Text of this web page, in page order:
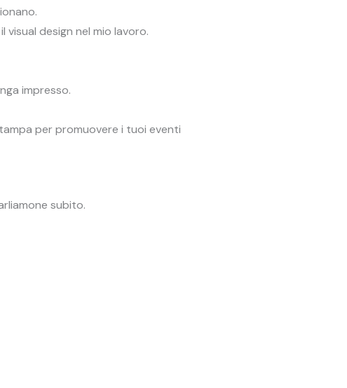
design nel mio lavoro.
impresso.
per promuovere i tuoi eventi
subito.